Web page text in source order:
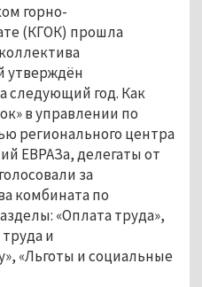
горно-
(КГОК) прошла
утверждён
следующий год. Как
в управлении по
регионального центра
ЕВРАЗа, делегаты от
за
комбината по
«Оплата труда»,
и
«Льготы и социальные